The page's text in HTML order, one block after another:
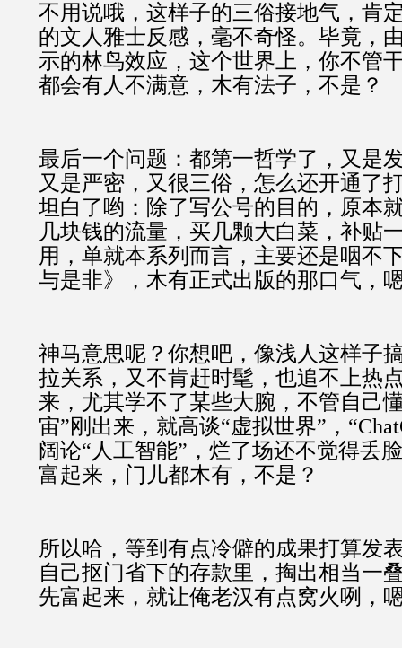
不用说哦，这样子的三俗接地气，肯
的文人雅士反感，毫不奇怪。毕竟，
示的林鸟效应，这个世界上，你不管
都会有人不满意，木有法子，不是？
最后一个问题：都第一哲学了，又是
又是严密，又很三俗，怎么还开通了
坦白了哟：除了写公号的目的，原本
几块钱的流量，买几颗大白菜，补贴
用，单就本系列而言，主要还是咽不
与是非》，木有正式出版的那口气，
神马意思呢？你想吧，像浅人这样子
拉关系，又不肯赶时髦，也追不上热
来，尤其学不了某些大腕，不管自己
宙”刚出来，就高谈“虚拟世界”，
阔论“人工智能”，烂了场还不觉得丢
富起来，门儿都木有，不是？
所以哈，等到有点冷僻的成果打算发
自己抠门省下的存款里，掏出相当一
先富起来，就让俺老汉有点窝火咧，